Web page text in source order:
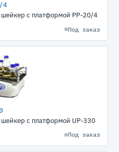
4
с платформой PP-20/4
Под заказ
с платформой UP-330
Под заказ